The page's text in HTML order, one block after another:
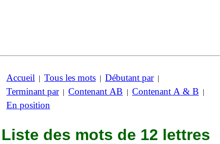
Accueil | Tous les mots | Débutant par|
Terminant par| Contenant AB | Contenant A & B |
En position
Liste des mots de 12 lettres